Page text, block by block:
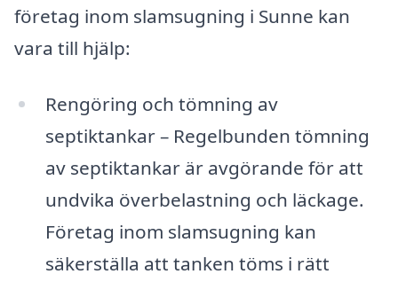
företag inom slamsugning i Sunne kan
vara till hjälp:
Rengöring och tömning av
septiktankar – Regelbunden tömning
av septiktankar är avgörande för att
undvika överbelastning och läckage.
Företag inom slamsugning kan
säkerställa att tanken töms i rätt